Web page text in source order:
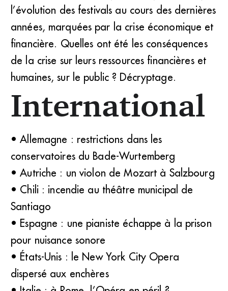
l’évolution des festivals au cours des dernières
années, marquées par la crise économique et
financière. Quelles ont été les conséquences
de la crise sur leurs ressources financières et
humaines, sur le public ? Décryptage.
International
• Allemagne : restrictions dans les
conservatoires du Bade-Wurtemberg
• Autriche : un violon de Mozart à Salzbourg
• Chili : incendie au théâtre municipal de
Santiago
• Espagne : une pianiste échappe à la prison
pour nuisance sonore
• États-Unis : le New York City Opera
dispersé aux enchères